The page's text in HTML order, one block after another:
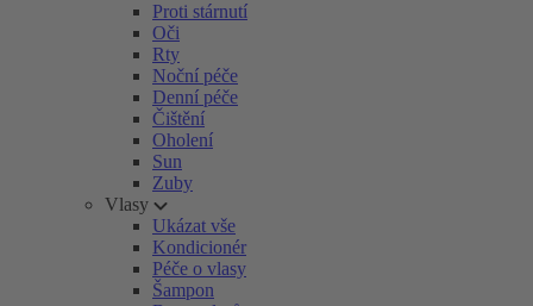
Proti stárnutí
Oči
Rty
Noční péče
Denní péče
Čištění
Oholení
Sun
Zuby
Vlasy
Ukázat vše
Kondicionér
Péče o vlasy
Šampon